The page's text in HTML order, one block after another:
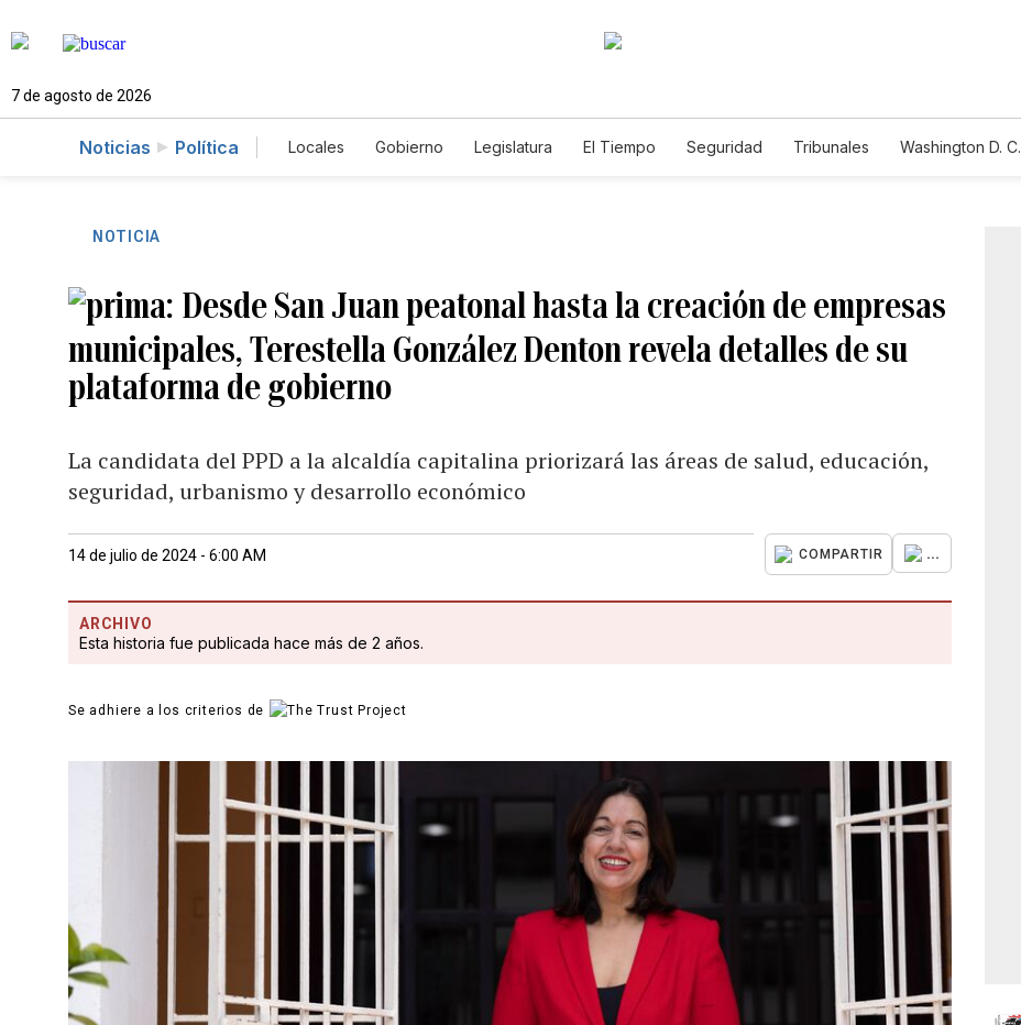
7 de agosto de 2026
Noticias Política Locales Gobierno Legislatura El Tiempo Seguridad Tribunales Washington D. C.
NOTICIA
Desde San Juan peatonal hasta la creación de empresas
municipales, Terestella González Denton revela detalles de su
plataforma de gobierno
La candidata del PPD a la alcaldía capitalina priorizará las áreas de salud, educación,
seguridad, urbanismo y desarrollo económico
14 de julio de 2024 - 6:00 AM COMPARTIR ...
ARCHIVO
Esta historia fue publicada hace más de 2 años.
Se adhiere a los criterios de